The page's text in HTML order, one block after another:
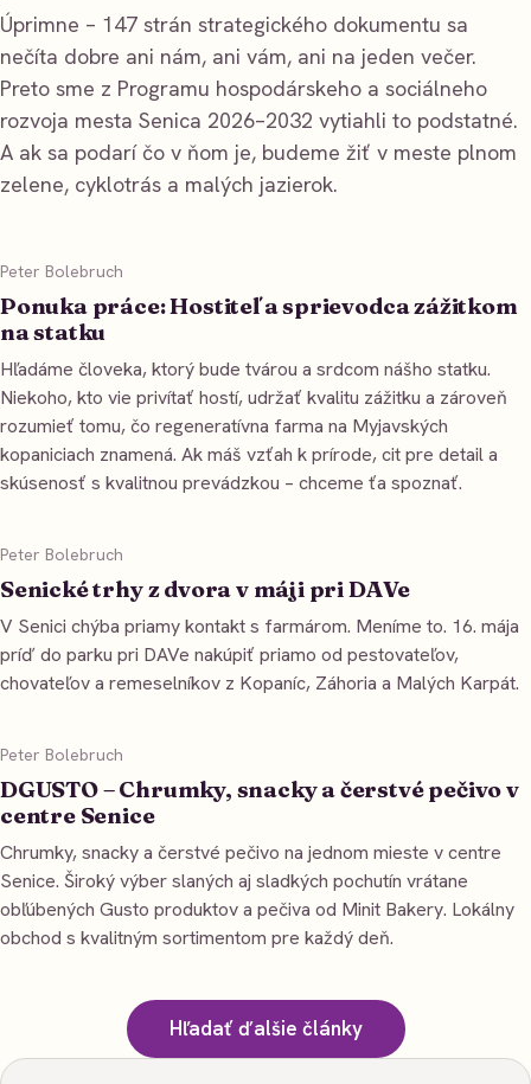
Úprimne – 147 strán strategického dokumentu sa
nečíta dobre ani nám, ani vám, ani na jeden večer.
Preto sme z Programu hospodárskeho a sociálneho
rozvoja mesta Senica 2026–2032 vytiahli to podstatné.
A ak sa podarí čo v ňom je, budeme žiť v meste plnom
zelene, cyklotrás a malých jazierok.
Peter Bolebruch
Ponuka práce: Hostiteľ a sprievodca zážitkom
na statku
Hľadáme človeka, ktorý bude tvárou a srdcom nášho statku.
Niekoho, kto vie privítať hostí, udržať kvalitu zážitku a zároveň
rozumieť tomu, čo regeneratívna farma na Myjavských
kopaniciach znamená. Ak máš vzťah k prírode, cit pre detail a
skúsenosť s kvalitnou prevádzkou – chceme ťa spoznať.
Peter Bolebruch
Senické trhy z dvora v máji pri DAVe
V Senici chýba priamy kontakt s farmárom. Meníme to. 16. mája
príď do parku pri DAVe nakúpiť priamo od pestovateľov,
chovateľov a remeselníkov z Kopaníc, Záhoria a Malých Karpát.
Peter Bolebruch
DGUSTO – Chrumky, snacky a čerstvé pečivo v
centre Senice
Chrumky, snacky a čerstvé pečivo na jednom mieste v centre
Senice. Široký výber slaných aj sladkých pochutín vrátane
obľúbených Gusto produktov a pečiva od Minit Bakery. Lokálny
obchod s kvalitným sortimentom pre každý deň.
Hľadať ďalšie články